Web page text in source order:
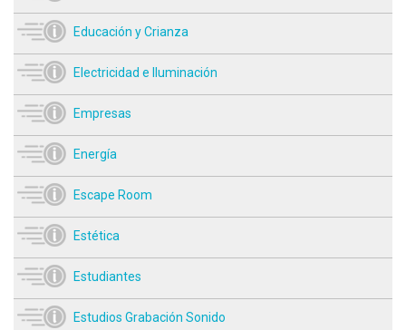
Educación y Crianza
Electricidad e Iluminación
Empresas
Energía
Escape Room
Estética
Estudiantes
Estudios Grabación Sonido